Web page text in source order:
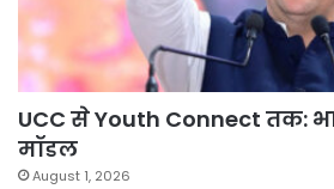
UCC से Youth Connect तक:
मॉडल
August 1, 2026